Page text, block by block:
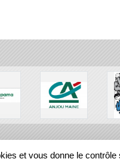
et vous donne le